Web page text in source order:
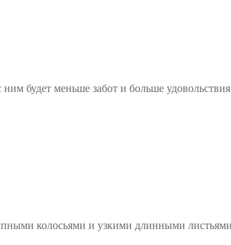
ним будет меньше забот и больше
колосьями и узкими длинными